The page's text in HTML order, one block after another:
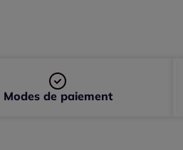
Modes de paiement